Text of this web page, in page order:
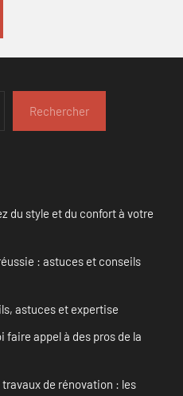
Rechercher
du style et du confort à votre
: astuces et conseils
astuces et expertise
faire appel à des pros de la
de rénovation : les